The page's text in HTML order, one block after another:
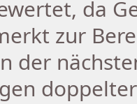
da
zur
der